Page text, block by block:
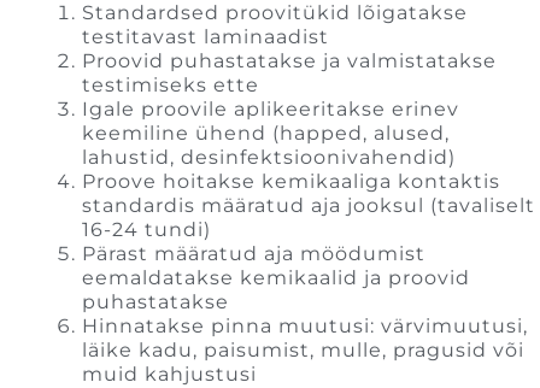
Standardsed proovitükid lõigatakse
testitavast laminaadist
Proovid puhastatakse ja valmistatakse
testimiseks ette
Igale proovile aplikeeritakse erinev
keemiline ühend (happed, alused,
lahustid, desinfektsioonivahendid)
Proove hoitakse kemikaaliga kontaktis
standardis määratud aja jooksul (tavaliselt
16-24 tundi)
Pärast määratud aja möödumist
eemaldatakse kemikaalid ja proovid
puhastatakse
Hinnatakse pinna muutusi: värvimuutusi,
läike kadu, paisumist, mulle, pragusid või
muid kahjustusi